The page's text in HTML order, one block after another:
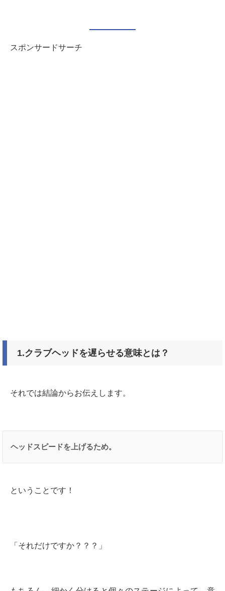
スポンサードサーチ
1.クラブヘッドを遅らせる意味とは？
それでは結論からお伝えします。
ヘッドスピードを上げるため。
ということです！
「それだけですか？？？」